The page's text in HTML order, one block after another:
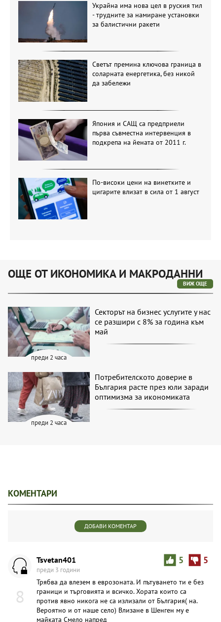
Украйна има нова цел в руския тил
- трудните за намиране установки
за балистични ракети
Светът премина ключова граница в
соларната енергетика, без никой
да забележи
Япония и САЩ са предприели
първа съвместна интервенция в
подкрепа на йената от 2011 г.
По-високи цени на винетките и
цигарите влизат в сила от 1 август
ОЩЕ ОТ ИКОНОМИКА И МАКРОДАННИ
ВИЖ ОЩЕ
преди 2 часа
Секторът на бизнес услугите у нас
се разшири с 8% за година към
май
преди 2 часа
Потребителското доверие в
България расте през юли заради
оптимизма за икономиката
КОМЕНТАРИ
ДОБАВИ КОМЕНТАР
8
5 5
Tsvetan401
преди 3 години
Трябва да влезем в еврозоната. И пътуването ти е без
граници и търговията и всичко. Хората които са
против явно никога не са излизали от България( на.
Вероятно и от наше село) Влизане в Шенген му е
майката Смело напред